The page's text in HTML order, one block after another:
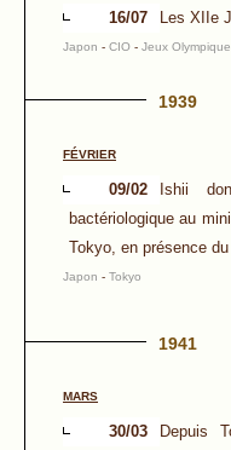
16/07 Les XIIe
Japon - CIO - Jeux
1939
FÉVRIER
09/02
Ishii
bactériologique au
Tokyo, en présence
Japon - Tokyo
1941
MARS
30/03
Depuis